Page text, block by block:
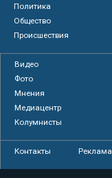
Политика
Общество
Происшествия
Видео
Фото
Мнения
Медиацентр
Колумнисты
Контакты Реклама